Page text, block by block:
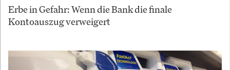
Erbe in Gefahr: Wenn die Bank die finale
Kontoauszug verweigert